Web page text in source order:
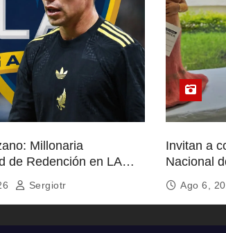
Millonaria
de Redención en LA
Sergiotr
Invitan a
Nacional
Ago 6,